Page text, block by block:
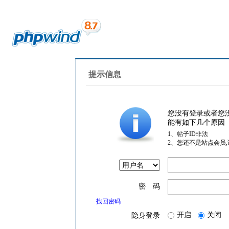
提示信息
您没有登录或者您
能有如下几个原因
1、帖子ID非法
2、您还不是站点会员
密 码
找回密码
隐身登录 开启 关闭